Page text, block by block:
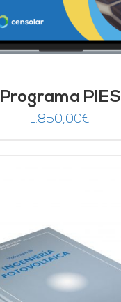
Programa PIES
1.850,00€